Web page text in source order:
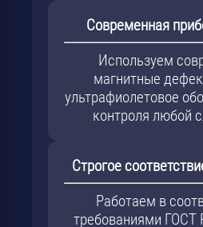
Современная
Используем
магнитные
ультрафиолетовое
контроля любой
Строгое
Работаем в
требованиями ГОСТ